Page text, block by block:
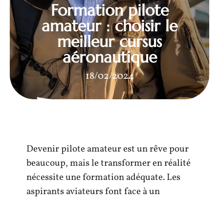
Formation pilote
amateur : choisir le
meilleur cursus
aéronautique
18/02/2024
Devenir pilote amateur est un rêve pour
beaucoup, mais le transformer en réalité
nécessite une formation adéquate. Les
aspirants aviateurs font face à un